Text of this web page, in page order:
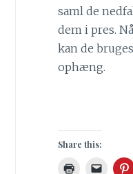
saml de
dem i pres.
kan de
ophæng.
Share this: